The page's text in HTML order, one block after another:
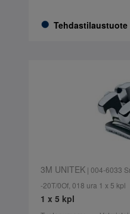
Tehdastilaustuote
3M UNITEK| 004-6033
-20T/0Of, 018 ura 1 x 5 kpl
1 x 5 kpl